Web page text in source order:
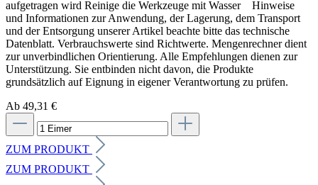
aufgetragen wird Reinige die Werkzeuge mit Wasser Hinweise
und Informationen zur Anwendung, der Lagerung, dem Transport
und der Entsorgung unserer Artikel beachte bitte das technische
Datenblatt. Verbrauchswerte sind Richtwerte. Mengenrechner dient
zur unverbindlichen Orientierung. Alle Empfehlungen dienen zur
Unterstützung. Sie entbinden nicht davon, die Produkte
grundsätzlich auf Eignung in eigener Verantwortung zu prüfen.
Ab 49,31 €
ZUM PRODUKT
ZUM PRODUKT